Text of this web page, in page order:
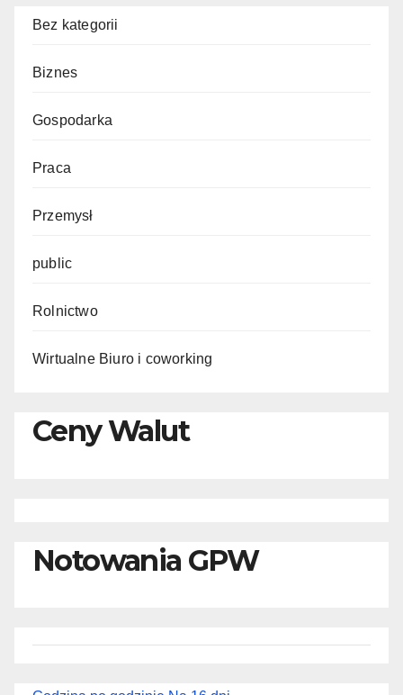
Bez kategorii
Biznes
Gospodarka
Praca
Przemysł
public
Rolnictwo
Wirtualne Biuro i coworking
Ceny Walut
Notowania GPW